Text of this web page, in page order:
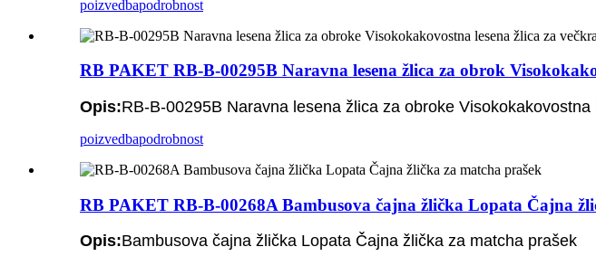
poizvedbapodrobnost
RB PAKET RB-B-00295B Naravna lesena žlica za obrok
Opis:RB-B-00295B Naravna lesena žlica za obroke
poizvedbapodrobnost
RB PAKET RB-B-00268A Bambusova čajna žlička Lopata Čajna
Opis:Bambusova čajna žlička Lopata Čajna žlička za matcha prašek